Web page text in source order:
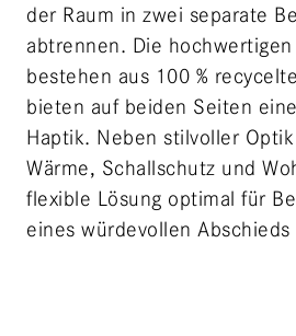
der Raum in zwei separate
abtrennen. Die
bestehen aus 100 %
bieten auf beiden Seiten
Haptik. Neben stilvoller
Wärme, Schallschutz und
flexible Lösung optimal für
eines würdevollen